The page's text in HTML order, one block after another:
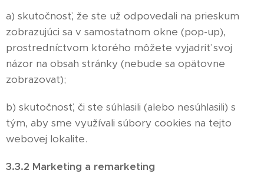
a) skutočnosť, že ste už odpovedali na prieskum
zobrazujúci sa v samostatnom okne (pop-up),
prostredníctvom ktorého môžete vyjadriť svoj
názor na obsah stránky (nebude sa opätovne
zobrazovať);
b) skutočnosť, či ste súhlasili (alebo nesúhlasili) s
tým, aby sme využívali súbory cookies na tejto
webovej lokalite.
3.3.2 Marketing a remarketing